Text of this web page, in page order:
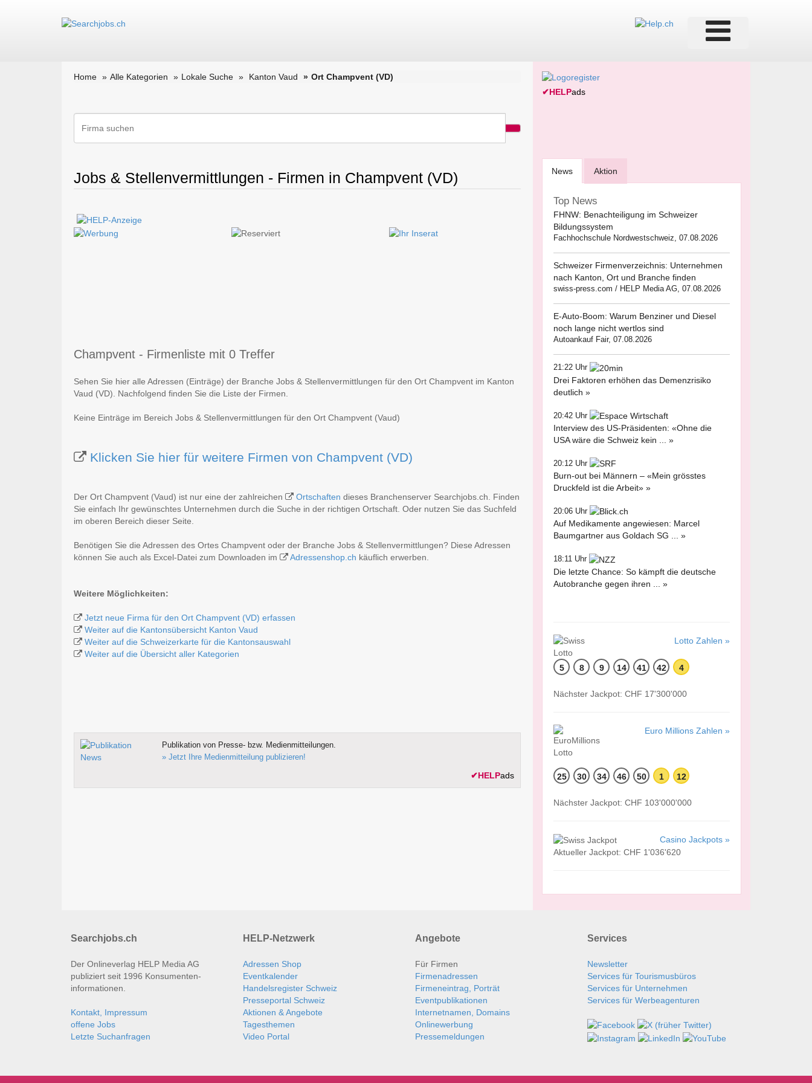
Home Alle Kategorien Lokale Suche Kanton Vaud Ort Champvent (VD)
Jobs & Stellenvermittlungen - Firmen in Champvent (VD)
Champvent - Firmenliste mit 0 Treffer
Sehen Sie hier alle Adressen (Einträge) der Branche Jobs & Stellenvermittlungen für den Ort Champvent im Kanton
Vaud (VD). Nachfolgend finden Sie die Liste der Firmen.
Keine Einträge im Bereich Jobs & Stellenvermittlungen für den Ort Champvent (Vaud)
Klicken Sie hier für weitere Firmen von Champvent (VD)
Der Ort Champvent (Vaud) ist nur eine der zahlreichen Ortschaften dieses Branchenserver Searchjobs.ch. Finden
Sie einfach Ihr gewünschtes Unternehmen durch die Suche in der richtigen Ortschaft. Oder nutzen Sie das Suchfeld
im oberen Bereich dieser Seite.
Benötigen Sie die Adressen des Ortes Champvent oder der Branche Jobs & Stellenvermittlungen? Diese Adressen
können Sie auch als Excel-Datei zum Downloaden im
Adressenshop.ch käuflich erwerben.
Weitere Möglichkeiten:
Jetzt neue Firma für den Ort Champvent (VD) erfassen
Weiter auf die Kantonsübersicht Kanton Vaud
Weiter auf die Schweizerkarte für die Kantonsauswahl
Weiter auf die Übersicht aller Kategorien
Publikation von Presse- bzw. Medienmitteilungen.
» Jetzt Ihre Medienmitteilung publizieren!
✔HELPads
✔HELPads
News Aktion
Top News
FHNW: Benachteiligung im Schweizer
Bildungssystem
Fachhochschule Nordwestschweiz, 07.08.2026
Schweizer Firmenverzeichnis: Unternehmen
nach Kanton, Ort und Branche finden
swiss-press.com / HELP Media AG, 07.08.2026
E-Auto-Boom: Warum Benziner und Diesel
noch lange nicht wertlos sind
Autoankauf Fair, 07.08.2026
21:22 Uhr
Drei Faktoren erhöhen das Demenzrisiko
deutlich »
20:42 Uhr
Interview des US-Präsidenten: «Ohne die
USA wäre die Schweiz kein ... »
20:12 Uhr
Burn-out bei Männern – «Mein grösstes
Druckfeld ist die Arbeit» »
20:06 Uhr
Auf Medikamente angewiesen: Marcel
Baumgartner aus Goldach SG ... »
18:11 Uhr
Die letzte Chance: So kämpft die deutsche
Autobranche gegen ihren ... »
Lotto Zahlen »
5 8 9 14 41 42 4
Nächster Jackpot: CHF 17'300'000
Euro Millions Zahlen »
25 30 34 46 50 1 12
Nächster Jackpot: CHF 103'000'000
Casino Jackpots »
Aktueller Jackpot: CHF 1'036'620
Searchjobs.ch
Der Onlineverlag HELP Media AG
publiziert seit 1996 Konsumenten­
informationen.
Kontakt, Impressum
offene Jobs
Letzte Suchanfragen
HELP-Netzwerk
Adressen Shop
Eventkalender
Handelsregister Schweiz
Presseportal Schweiz
Aktionen & Angebote
Tagesthemen
Video Portal
Angebote
Für Firmen
Firmenadressen
Firmeneintrag, Porträt
Eventpublikationen
Internetnamen, Domains
Onlinewerbung
Pressemeldungen
Services
Newsletter
Services für Tourismusbüros
Services für Unternehmen
Services für Werbeagenturen